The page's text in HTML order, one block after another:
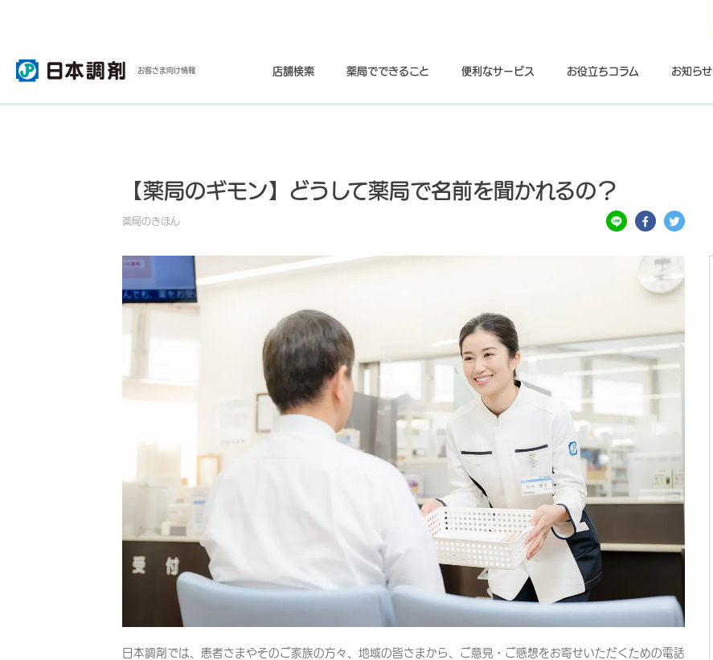
お客さま向け情報 店舗検索 薬局でできること 便利なサービス お役立ちコラム お知らせ
【薬局のギモン】どうして薬局で名前を聞かれるの？
薬局のきほん
日本調剤では、患者さまやそのご家族の方々、地域の皆さまから、ご意見・ご感想をお寄せいただくための電話